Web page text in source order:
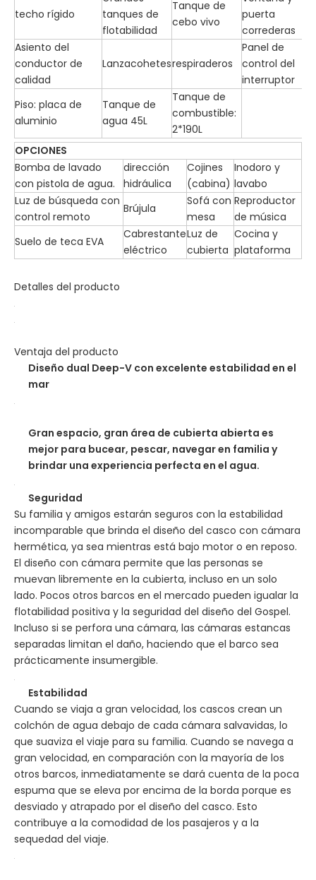
techo rígido
tanques de
flotabilidad
Tanque de
cebo vivo
puerta
correderas
Asiento del
conductor de
calidad
Lanzacohetesrespiraderos
Panel de
control del
interruptor
Piso: placa de
aluminio
Tanque de
agua 45L
Tanque de
combustible:
2*190L
OPCIONES
Bomba de lavado
con pistola de agua.
dirección
hidráulica
Cojines
(cabina)
Inodoro y
lavabo
Luz de búsqueda con
control remoto
Brújula
Sofá con
mesa
Reproductor
de música
Suelo de teca EVA
Cabrestante
eléctrico
Luz de
cubierta
Cocina y
plataforma
Detalles del producto
Ventaja del producto
Diseño dual Deep-V con excelente estabilidad en el
mar
Gran espacio, gran área de cubierta abierta es
mejor para bucear, pescar, navegar en familia y
brindar una experiencia perfecta en el agua.
Seguridad
Su familia y amigos estarán seguros con la estabilidad
incomparable que brinda el diseño del casco con cámara
hermética, ya sea mientras está bajo motor o en reposo.
El diseño con cámara permite que las personas se
muevan libremente en la cubierta, incluso en un solo
lado. Pocos otros barcos en el mercado pueden igualar la
flotabilidad positiva y la seguridad del diseño del Gospel.
Incluso si se perfora una cámara, las cámaras estancas
separadas limitan el daño, haciendo que el barco sea
prácticamente insumergible.
Estabilidad
Cuando se viaja a gran velocidad, los cascos crean un
colchón de agua debajo de cada cámara salvavidas, lo
que suaviza el viaje para su familia. Cuando se navega a
gran velocidad, en comparación con la mayoría de los
otros barcos, inmediatamente se dará cuenta de la poca
espuma que se eleva por encima de la borda porque es
desviado y atrapado por el diseño del casco. Esto
contribuye a la comodidad de los pasajeros y a la
sequedad del viaje.